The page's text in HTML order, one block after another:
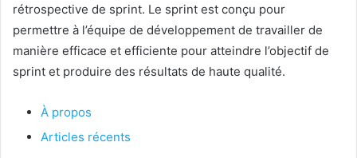
rétrospective de sprint. Le sprint est conçu pour
permettre à l’équipe de développement de travailler de
manière efficace et efficiente pour atteindre l’objectif de
sprint et produire des résultats de haute qualité.
À propos
Articles récents